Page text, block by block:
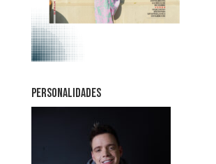
PERSONALIDADES